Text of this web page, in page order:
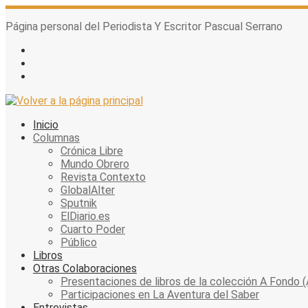
Skip
to
Página personal del Periodista Y Escritor Pascual Serrano
Inicio
Columnas
Crónica Libre
Mundo Obrero
Revista Contexto
GlobalAlter
Sputnik
ElDiario.es
Cuarto Poder
Público
Libros
Otras Colaboraciones
Presentaciones de libros de la colección A Fondo
Participaciones en La Aventura del Saber